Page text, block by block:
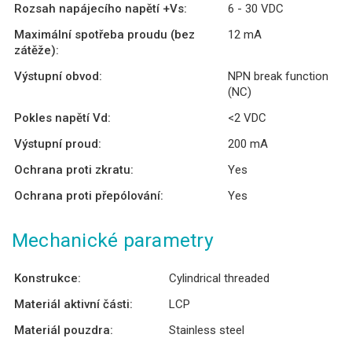
Rozsah napájecího napětí +Vs:
6 - 30 VDC
Maximální spotřeba proudu (bez
zátěže):
12 mA
Výstupní obvod:
NPN break function
(NC)
Pokles napětí Vd:
<2 VDC
Výstupní proud:
200 mA
Ochrana proti zkratu:
Yes
Ochrana proti přepólování:
Yes
Mechanické parametry
Konstrukce:
Cylindrical threaded
Materiál aktivní části:
LCP
Materiál pouzdra:
Stainless steel